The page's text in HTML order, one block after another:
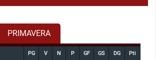
PRIMAVERA
PG V N P GF GS DG Pti